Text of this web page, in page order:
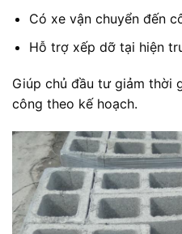
Có xe vận chuyển đến
Hỗ trợ xếp dỡ tại hiện
Giúp chủ đầu tư giảm thời
công theo kế hoạch.